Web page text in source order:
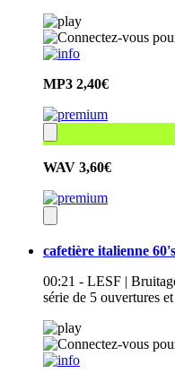
MP3 2,40€
WAV 3,60€
cafetière italienne
00:21 - LESF |
série de 5 ouvertures